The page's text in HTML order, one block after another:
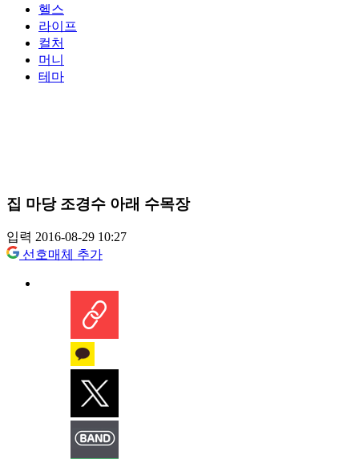
헬스
라이프
컬처
머니
테마
집 마당 조경수 아래 수목장
입력 2016-08-29 10:27
선호매체 추가